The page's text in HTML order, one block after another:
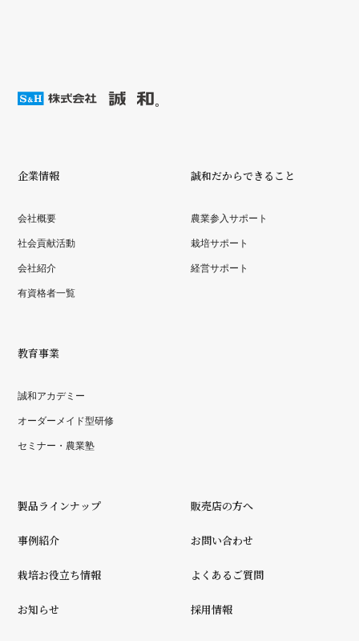
企業情報
会社概要
社会貢献活動
会社紹介
有資格者一覧
誠和だからできること
農業参入サポート
栽培サポート
経営サポート
教育事業
誠和アカデミー
オーダーメイド型研修
セミナー・農業塾
製品ラインナップ
事例紹介
栽培お役立ち情報
お知らせ
販売店の方へ
お問い合わせ
よくあるご質問
採用情報